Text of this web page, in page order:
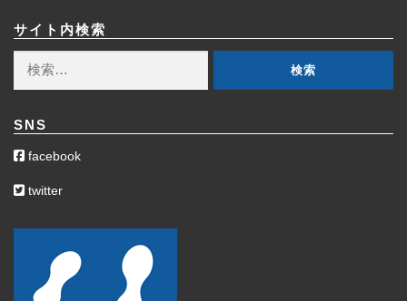
イ
ブ
サイト内検索
SNS
facebook
twitter